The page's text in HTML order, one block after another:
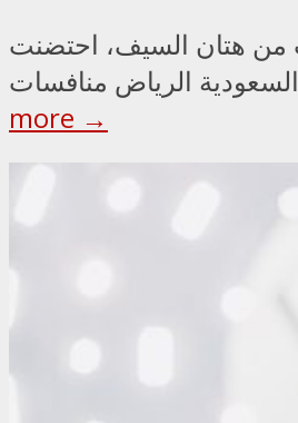
من هتان السيف، احتضنت
more →